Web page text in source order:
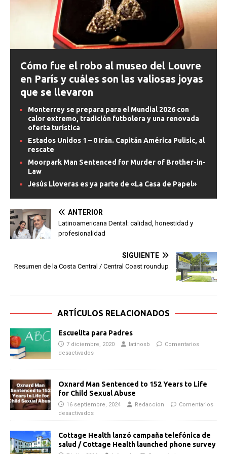
Cómo fue el robo al museo del Louvre
en París y cuáles son las valiosas joyas
que se llevaron
Monterrey se prepara para el Mundial 2026 con
calor extremo, tradición futbolera y una renovada
oferta turística
Estados Unidos 1 – 0 Irán. Capitán América Pulisic, al
rescate
Moorpark Man Sentenced for Murder of Brother-in-
Law
Jesús Lloveras es ya parte de «La Casa de Papel»
ANTERIOR
Latinoamericana Dental: calidad, honestidad y
profesionalidad
SIGUIENTE
Resumen de la Costa Central / Central Coast roundup
ARTÍCULOS RELACIONADOS
Escuelita para Padres
7 diciembre, 2020 latinosb
Comentarios
desactivados
Oxnard Man Sentenced to 152 Years to Life
for Child Sexual Abuse
16 septiembre, 2024 Redaccion
Comentarios
desactivados
Cottage Health lanzó campaña telefónica de
salud / Cottage Health launched phone survey